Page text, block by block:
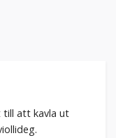
till att kavla ut